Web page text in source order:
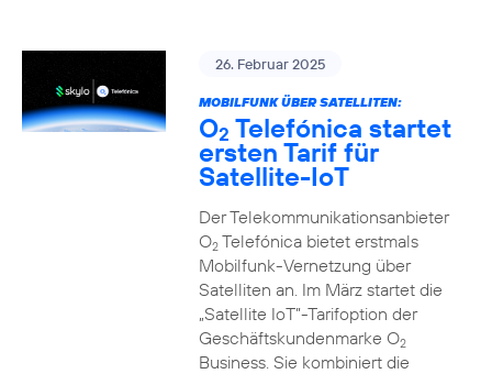
26. Februar 2025
MOBILFUNK ÜBER SATELLITEN:
O2 Telefónica startet
ersten Tarif für
Satellite-IoT
Der Telekommunikationsanbieter
O2Telefónica bietet erstmals
Mobilfunk-Vernetzung über
Satelliten an. Im März startet die
„Satellite IoT”-Tarifoption der
Geschäftskundenmarke O2
Business. Sie kombiniert die